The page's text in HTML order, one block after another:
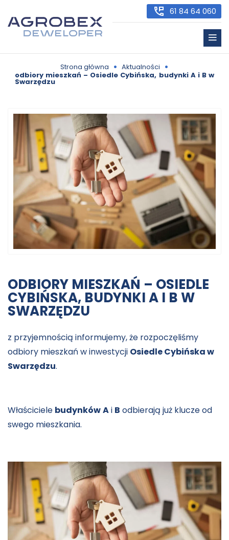
61 84 64 060
Strona główna • Aktualności •
odbiory mieszkań – Osiedle Cybińska, budynki A i B w
Swarzędzu
ODBIORY MIESZKAŃ – OSIEDLE
CYBIŃSKA, BUDYNKI A I B W
SWARZĘDZU
z przyjemnością informujemy, że rozpoczęliśmy
odbiory mieszkań w inwestycji Osiedle Cybińska w
Swarzędzu.
Właściciele budynkówAi B odbierają już klucze od
swego mieszkania.